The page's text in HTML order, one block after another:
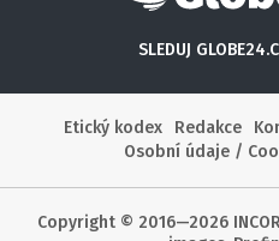
SLEDUJ
Etický kodex
Redakce
Osobní údaje /
Copyright © 2016—2026